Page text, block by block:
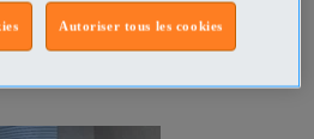
!!!
- Bouches-du-Rhône
Autoriser tous les cookies